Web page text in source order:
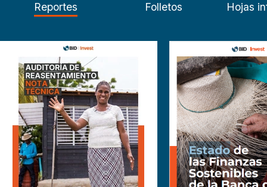
Reportes Folletos Hojas